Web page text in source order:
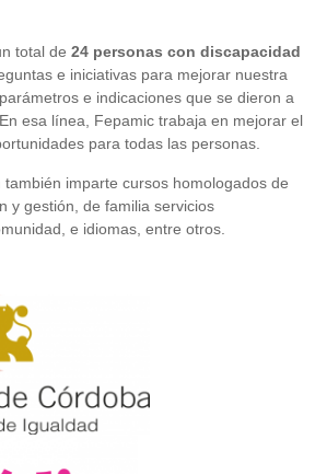
total de 24 personas con discapacidad
e iniciativas para mejorar nuestra
e indicaciones que se dieron a
esa línea, Fepamic trabaja en mejorar el
para todas las personas.
imparte cursos homologados de
y gestión, de familia servicios
e idiomas, entre otros.